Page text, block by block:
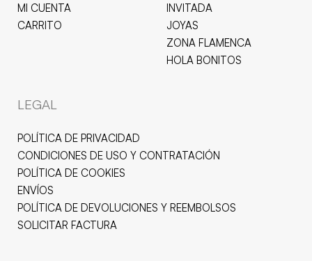
MI CUENTA
CARRITO
INVITADA
JOYAS
ZONA FLAMENCA
HOLA BONITOS
LEGAL
POLÍTICA DE PRIVACIDAD
CONDICIONES DE USO Y CONTRATACIÓN
POLÍTICA DE COOKIES
ENVÍOS
POLÍTICA DE DEVOLUCIONES Y REEMBOLSOS
SOLICITAR FACTURA